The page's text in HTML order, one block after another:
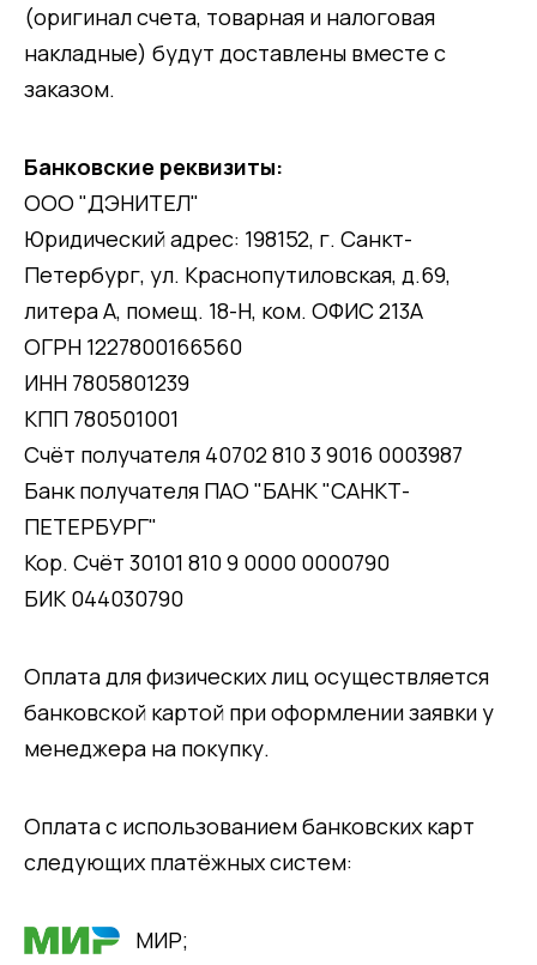
(оригинал счета, товарная и налоговая
накладные) будут доставлены вместе с
заказом.
Банковские реквизиты:
ООО "ДЭНИТЕЛ"
Юридический адрес: 198152, г. Санкт-
Петербург, ул. Краснопутиловская, д.69,
литера А, помещ. 18-Н, ком. ОФИС 213А
ОГРН 1227800166560
ИНН 7805801239
КПП 780501001
Счёт получателя 40702 810 3 9016 0003987
Банк получателя ПАО "БАНК "САНКТ-
ПЕТЕРБУРГ"
Кор. Счёт 30101 810 9 0000 0000790
БИК 044030790
Оплата для физических лиц осуществляется
банковской картой при оформлении заявки у
менеджера на покупку.
Оплата с использованием банковских карт
следующих платёжных систем:
МИР;